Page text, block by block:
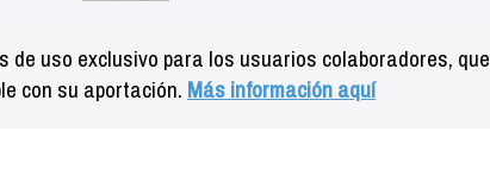
de uso exclusivo para los usuarios colaboradores, que
con su aportación. Más información aquí